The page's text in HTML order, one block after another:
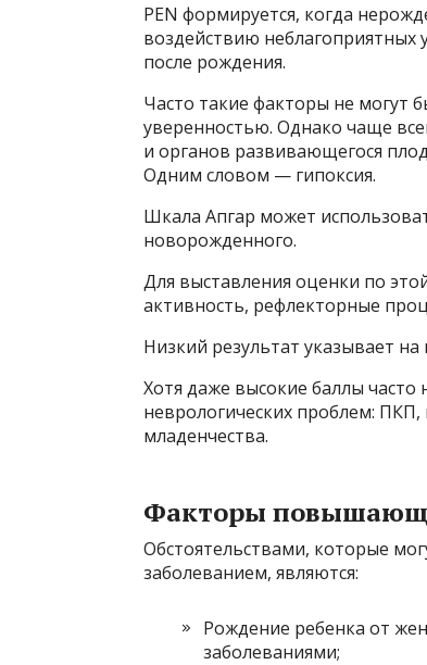
PEN формируется, когда
воздействию
после рождения.
Часто такие факторы не могут
уверенностью. Однако чаще
и органов развивающегося
Одним словом — гипоксия.
Шкала Апгар может
новорожденного.
Для выставления оценки по
активность, рефлекторные
Низкий результат указывает
Хотя даже высокие баллы часто
неврологических проблем:
младенчества.
Факторы
Обстоятельствами, которые
заболеванием, являются:
Рождение ребенка от
заболеваниями;